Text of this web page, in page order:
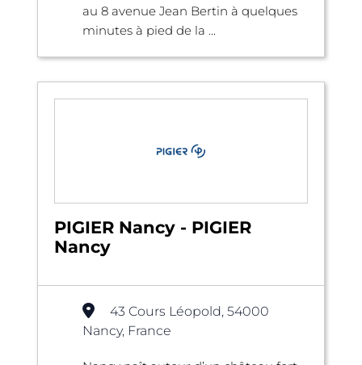
au 8 avenue Jean Bertin à quelques
minutes à pied de la ...
PIGIER Nancy - PIGIER
Nancy
43 Cours Léopold, 54000
Nancy, France